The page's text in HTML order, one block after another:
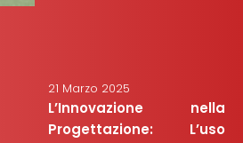
21 Marzo 2025
L’Innovazione nella
Progettazione: L’uso